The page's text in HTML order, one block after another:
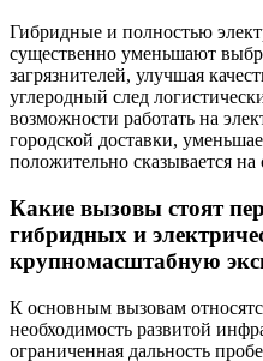
Гибридные и полностью
существенно уменьшают
загрязнителей, улучшая
углеродный след
возможности работать на
городской доставки,
положительно сказывается
Какие вызовы стоят
гибридных и
крупномасштабную
К основным вызовам
необходимость развитой
ограниченная дальность